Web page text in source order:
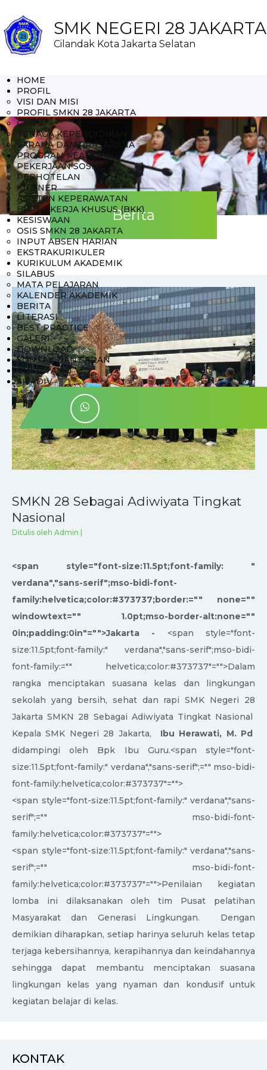
SMK NEGERI 28 JAKARTA
Cilandak Kota Jakarta Selatan
HOME
PROFIL
VISI DAN MISI
PROFIL SMKN 28 JAKARTA
GURU
TENAGA KEPENDIDIKAN
SARANA DAN PRASARANA
PROGRAM KEAHLIAN
PEKERJAAN SOSIAL
PERHOTELAN
KULINER
ASISTEN KEPERAWATAN
BURSA KERJA KHUSUS (BKK)
KESISWAAN
OSIS SMKN 28 JAKARTA
INPUT ABSEN HARIAN
EKSTRAKURIKULER
KURIKULUM AKADEMIK
SILABUS
MATA PELAJARAN
KALENDER AKADEMIK
BERITA
LITERASI
BEST PRACTICE
GALERI
DOWNLOAD
KONTAK DAN SARAN
BUKU TAMU
SILADIV
Berita
SMKN 28 Sebagai Adiwiyata Tingkat
Nasional
Ditulis oleh Admin |
<span style="font-size:11.5pt;font-family: "
verdana","sans-serif";mso-bidi-font-
family:helvetica;color:#373737;border:="" none=""
windowtext="" 1.0pt;mso-border-alt:none=""
0in;padding:0in"="">Jakarta - <span style="font-
size:11.5pt;font-family:" verdana","sans-serif";mso-bidi-
font-family:="" helvetica;color:#373737"="">Dalam
rangka menciptakan suasana kelas dan lingkungan
sekolah yang bersih, sehat dan rapi SMK Negeri 28
Jakarta SMKN 28 Sebagai Adiwiyata Tingkat Nasional
Kepala SMK Negeri 28 Jakarta, Ibu Herawati, M. Pd
didampingi oleh Bpk Ibu Guru.<span style="font-
size:11.5pt;font-family:" verdana","sans-serif";="" mso-bidi-
font-family:helvetica;color:#373737"="">
<span style="font-size:11.5pt;font-family:" verdana","sans-
serif";="" mso-bidi-font-
family:helvetica;color:#373737"="">
<span style="font-size:11.5pt;font-family:" verdana","sans-
serif";="" mso-bidi-font-
family:helvetica;color:#373737"="">Penilaian kegiatan
lomba ini dilaksanakan oleh tim Pusat pelatihan
Masyarakat dan Generasi Lingkungan. Dengan
demikian diharapkan, setiap harinya seluruh kelas tetap
terjaga kebersihannya, kerapihannya dan keindahannya
sehingga dapat membantu menciptakan suasana
lingkungan kelas yang nyaman dan kondusif untuk
kegiatan belajar di kelas.
KONTAK